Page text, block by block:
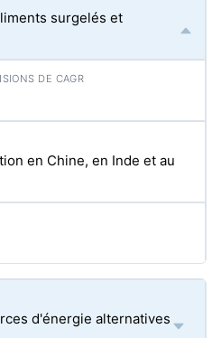
surgelés et
en Chine, en Inde et au
d'énergie alternatives